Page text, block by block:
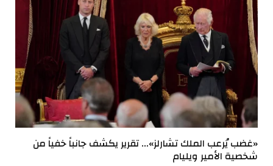
«غضب يُرعب الملك تشارلز»… تقرير يكشف جانباً خفياً من
شخصية الأمير ويليام